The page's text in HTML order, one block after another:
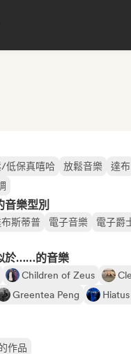
低保真嘻哈 放鬆音樂 達布
樂型別
斯蒂普 電子音樂 電子爵
於……的音樂
Children of Zeus
Greentea Peng
作品